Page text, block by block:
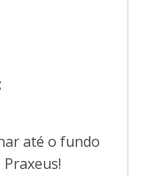
até o fundo